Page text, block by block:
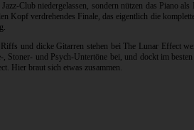
Club niedergelassen, sondern nützen das Piano
verdrehendes Finale, das eigentlich die
und dicke Gitarren stehen bei The Lunar Effect
und Psych-Untertöne bei, und dockt im
Hier braut sich etwas zusammen.